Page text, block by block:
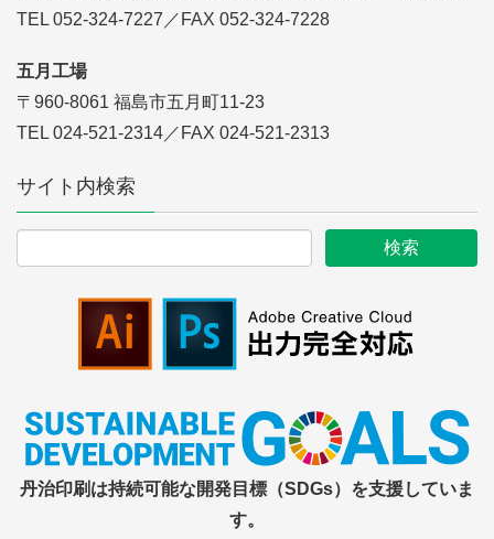
TEL 052-324-7227／FAX 052-324-7228
五月工場
〒960-8061 福島市五月町11-23
TEL 024-521-2314／FAX 024-521-2313
サイト内検索
丹治印刷は持続可能な開発目標（SDGs）を支援していま
す。